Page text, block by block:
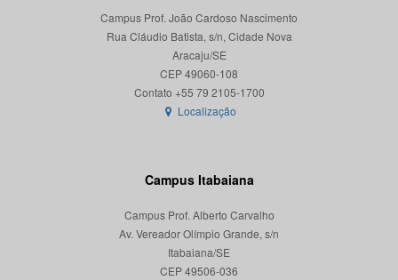
Campus Prof. João Cardoso Nascimento
Rua Cláudio Batista, s/n, Cidade Nova
Aracaju/SE
CEP 49060-108
Localização
Campus Itabaiana
Campus Prof. Alberto Carvalho
Av. Vereador Olímpio Grande, s/n
Itabaiana/SE
CEP 49506-036